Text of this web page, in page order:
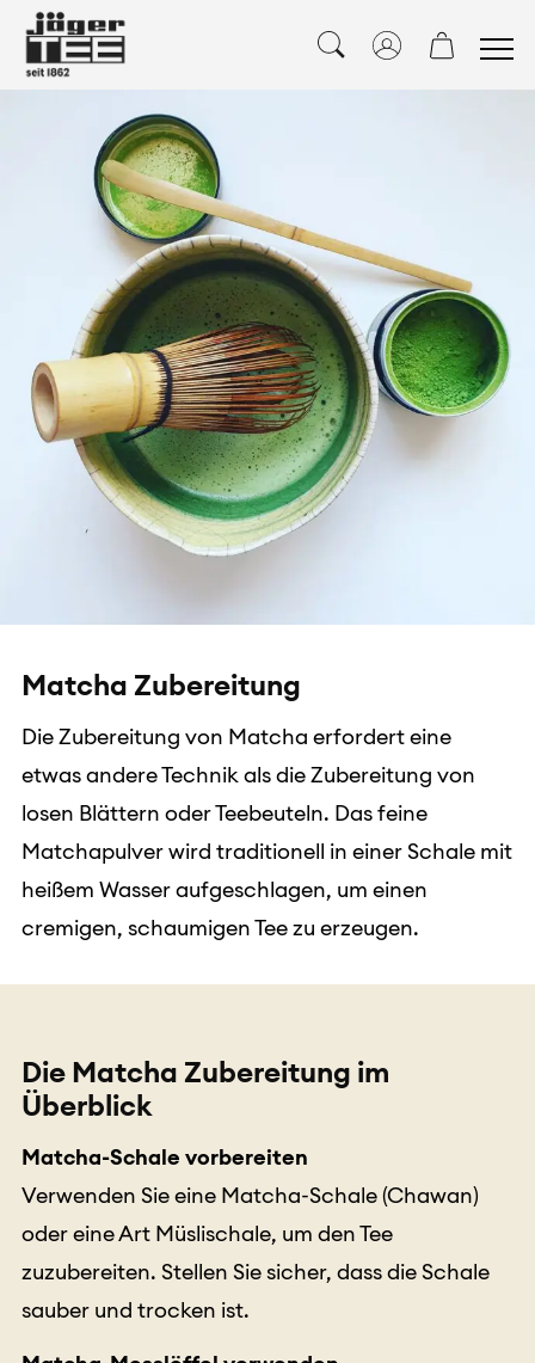
Matcha Zubereitung
Die Zubereitung von Matcha erfordert eine
etwas andere Technik als die Zubereitung von
losen Blättern oder Teebeuteln. Das feine
Matchapulver wird traditionell in einer Schale mit
heißem Wasser aufgeschlagen, um einen
cremigen, schaumigen Tee zu erzeugen.
Die Matcha Zubereitung im
Überblick
Matcha-Schale vorbereiten
Verwenden Sie eine Matcha-Schale (Chawan)
oder eine Art Müslischale, um den Tee
zuzubereiten. Stellen Sie sicher, dass die Schale
sauber und trocken ist.